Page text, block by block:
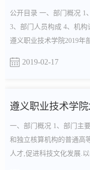
公开目录 一、部门概况 1
3、部门人员构成 4、机构
遵义职业技术学院2019年
2019-02-17
一、部门概况 1、部门主
和独立核算机构的普通高
人才,促进科技文化发展.